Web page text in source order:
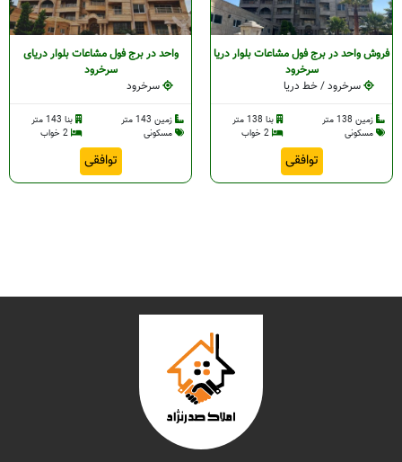
فروش واحد در برج فول مشاعات بلوار دریا
سرخرود
سرخرود / خط دریا
زمین 138 متر
بنا 138 متر
مسکونی
توافقی
واحد در برج فول مشاعات بلوار دریای
سرخرود
سرخرود
زمین 143 متر
بنا 143 متر
مسکونی
توافقی